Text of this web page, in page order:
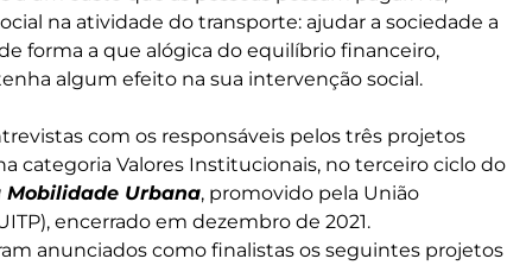
na atividade do transporte: ajudar a sociedade a
forma a que alógica do equilíbrio financeiro,
algum efeito na sua intervenção social.
com os responsáveis pelos três projetos
categoria Valores Institucionais, no terceiro ciclo do
Mobilidade Urbana, promovido pela União
encerrado em dezembro de 2021.
anunciados como finalistas os seguintes projetos